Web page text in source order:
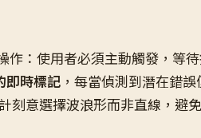
：使用者必須主動觸發，等
即時標記 ，每當偵測到潛在錯
刻意選擇波浪形而非直線，避